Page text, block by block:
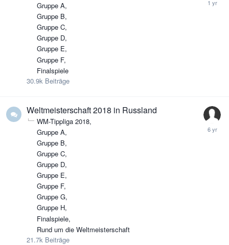
Gruppe A
Gruppe B
Gruppe C
Gruppe D
Gruppe E
Gruppe F
Finalspiele
30.9k Beiträge
Weltmeisterschaft 2018 in Russland
WM-Tippliga 2018
Gruppe A
Gruppe B
Gruppe C
Gruppe D
Gruppe E
Gruppe F
Gruppe G
Gruppe H
Finalspiele
Rund um die Weltmeisterschaft
21.7k Beiträge